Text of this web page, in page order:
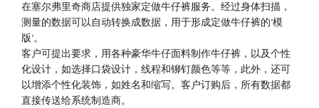
在塞尔弗里奇商店提供独家定做牛仔裤服务。经过身体扫描，
测量的数据可以自动转换成数据，用于形成定做牛仔裤的’模
版’。
客户可提出要求，用各种豪华牛仔面料制作牛仔裤，以及个性
化设计，如选择口袋设计，线程和铆钉颜色等等，此外，还可
以增添个性化装饰，如姓名和缩写。客户订购后，所有数据都
直接传送给系统制造商。